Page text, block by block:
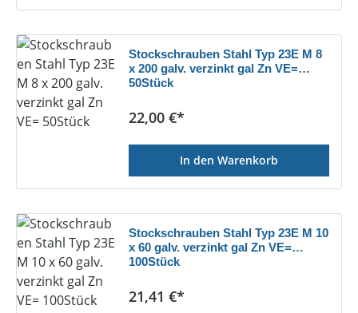
Stockschrauben Stahl Typ 23E M 8
x 200 galv. verzinkt gal Zn VE=
50Stück
Regulärer Preis:
22,00 €*
In den Warenkorb
Stockschrauben Stahl Typ 23E M 10
x 60 galv. verzinkt gal Zn VE=
100Stück
Regulärer Preis:
21,41 €*